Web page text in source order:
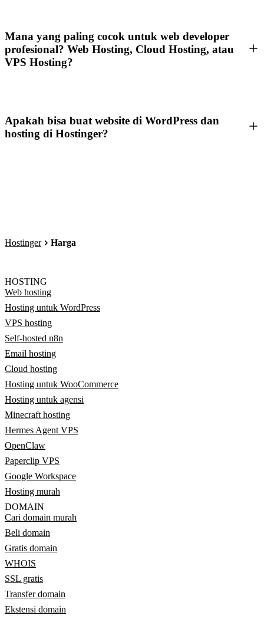
Mana yang paling cocok untuk web developer
profesional? Web Hosting, Cloud Hosting, atau
VPS Hosting?
Apakah bisa buat website di WordPress dan
hosting di Hostinger?
Hostinger Harga
HOSTING
Web hosting
Hosting untuk WordPress
VPS hosting
Self-hosted n8n
Email hosting
Cloud hosting
Hosting untuk WooCommerce
Hosting untuk agensi
Minecraft hosting
Hermes Agent VPS
OpenClaw
Paperclip VPS
Google Workspace
Hosting murah
DOMAIN
Cari domain murah
Beli domain
Gratis domain
WHOIS
SSL gratis
Transfer domain
Ekstensi domain